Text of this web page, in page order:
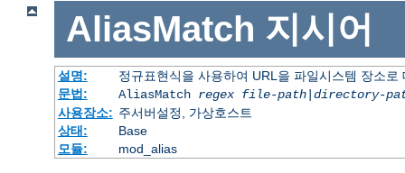
AliasMatch 지시어
설명:
정규표현식을 사용하여 URL을 파일시스템 장소로
문법:
AliasMatch regex file-path| directory-
사용장소: 주서버설정, 가상호스트
상태:
Base
모듈:
mod_alias